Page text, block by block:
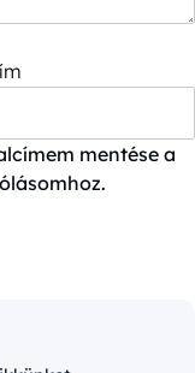
mentése a